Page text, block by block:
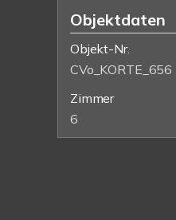
Objektdaten
Objekt-Nr.
CVo_KORTE_656
Zimmer
6